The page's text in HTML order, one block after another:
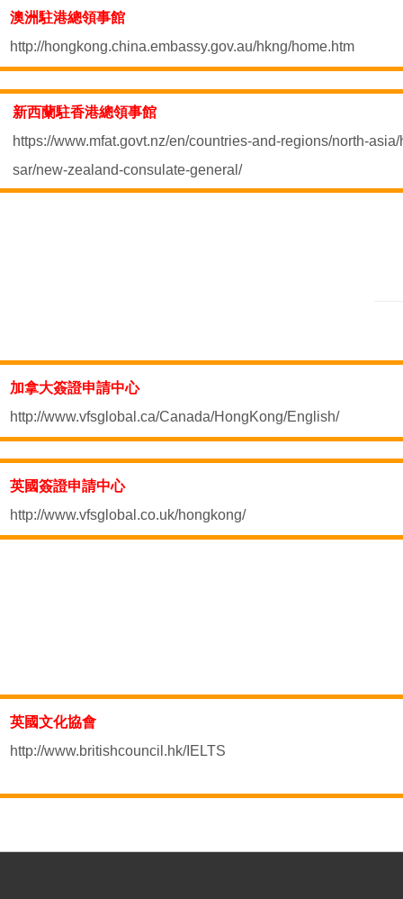
澳洲駐港總領事館
http://hongkong.china.embassy.gov.au/hkng/home.htm
新西蘭駐香港總領事館
https://www.mfat.govt.nz/en/countries-and-regions/north-
sar/new-zealand-consulate-general/
加拿大簽證申請中心
http://www.vfsglobal.ca/Canada/HongKong/English/
英國簽證申請中心
http://www.vfsglobal.co.uk/hongkong/
英國文化協會
http://www.britishcouncil.hk/IELTS